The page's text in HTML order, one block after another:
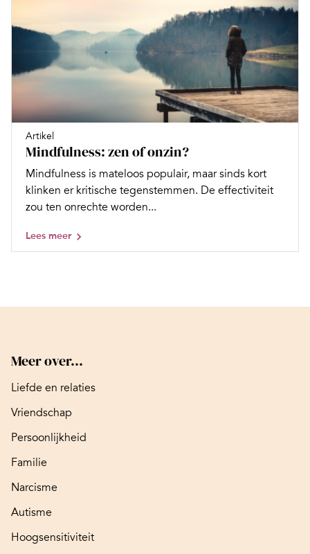
Artikel
Mindfulness: zen of onzin?
Mindfulness is mateloos populair, maar sinds kort
klinken er kritische tegenstemmen. De effectiviteit
zou ten onrechte worden...
Lees meer
Meer over...
Liefde en relaties
Vriendschap
Persoonlijkheid
Familie
Narcisme
Autisme
Hoogsensitiviteit